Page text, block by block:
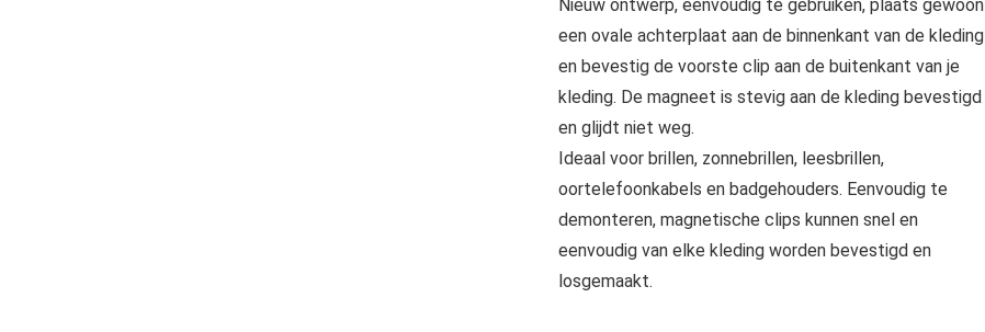
Nieuw ontwerp, eenvoudig te gebruiken, plaats gewoon
een ovale achterplaat aan de binnenkant van de kleding
en bevestig de voorste clip aan de buitenkant van je
kleding. De magneet is stevig aan de kleding bevestigd
en glijdt niet weg.
Ideaal voor brillen, zonnebrillen, leesbrillen,
oortelefoonkabels en badgehouders. Eenvoudig te
demonteren, magnetische clips kunnen snel en
eenvoudig van elke kleding worden bevestigd en
losgemaakt.